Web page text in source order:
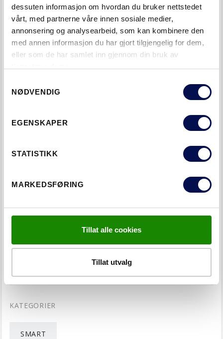
dessuten informasjon om hvordan du bruker nettstedet
vårt, med partnerne våre innen sosiale medier,
annonsering og analysearbeid, som kan kombinere den
med annen informasjon du har gjort tilgjengelig for dem,
eller som de har samlet inn gjennom din bruk av
Selection
NØDVENDIG
EGENSKAPER
STATISTIKK
MARKEDSFØRING
Tillat alle cookies
Tillat utvalg
– Tidligere hadde ikke tegninger eller 3D-modeller direkte
kobling til virkeligheten. Det får man først når man bruker
produktspesifikke objekter i BIM-modellene. Målet er at
BIM-modellen skal fungere som en ubrutt
informasjonskjede: en levende database som stadig
Nyström.
LES NESTE
BRANNKLASSIFISERTE
KATEGORIER
SMART